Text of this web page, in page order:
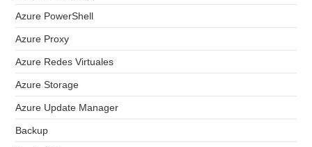
Azure PowerShell
Azure Proxy
Azure Redes Virtuales
Azure Storage
Azure Update Manager
Backup